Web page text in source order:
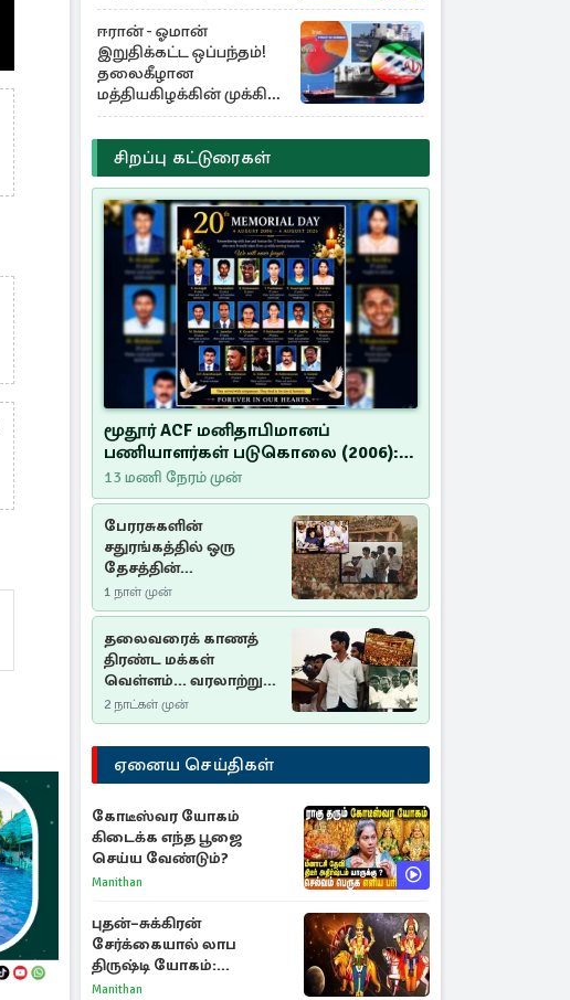
ஈரான் - ஓமான்
இறுதிக்கட்ட ஒப்பந்தம்!
தலைகீழான
மத்தியகிழக்கின் முக்கிய
பங்கு குறியீடுகள்
சிறப்பு கட்டுரைகள்
மூதூர் ACF மனிதாபிமானப்
பணியாளர்கள் படுகொலை (2006):
20 ஆண்டுகளாகியும் நீதி
மறுக்கப்பட்ட மனிதாபிமானப்
பேரவலம்
13 மணி நேரம் முன்
பேரரசுகளின்
சதுரங்கத்தில் ஒரு
தேசத்தின்
தீர்க்கதரிசனம் :
சுதுமலை பிரகடனம்
ஒரு வரலாற்றுப் பாடம்
1 நாள் முன்
தலைவரைக் காணத்
திரண்ட மக்கள்
வெள்ளம்... வரலாற்றுச்
சிறப்புமிக்க சுதுமலைப்
பிரகடனம்…
2 நாட்கள் முன்
ஏனைய செய்திகள்
கோடீஸ்வர யோகம்
கிடைக்க எந்த பூஜை
செய்ய வேண்டும்?
Manithan
புதன்–சுக்கிரன்
சேர்க்கையால் லாப
திருஷ்டி யோகம்:
அதிர்ஷ்டம் பெறும் டாப் 3
Manithan